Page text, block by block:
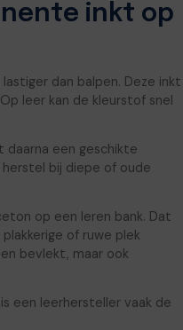
inkt op
dan balpen. Deze inkt
leer kan de kleurstof snel
daarna een geschikte
bij diepe of oude
op een leren bank. Dat
of ruwe plek
bevlekt, maar ook
een leerhersteller vaak de